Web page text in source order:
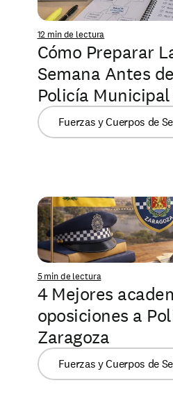
12 min de lectura
Cómo Preparar
Semana Antes
Policía
Fuerzas y Cuerpos de
5 min de lectura
4 Mejores
oposiciones a
Zaragoza
Fuerzas y Cuerpos de